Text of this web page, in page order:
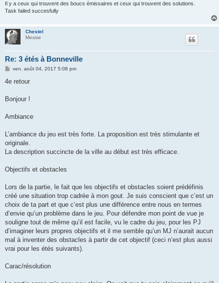
Il y a ceux qui trouvent des boucs émissaires et ceux qui trouvent des solutions.
Task failed succesfully
Chestel
Messie
Re: 3 étés à Bonneville
M
s
g
ven. août 04, 2017 5:08 pm
4e retour
Bonjour !
Ambiance
L’ambiance du jeu est très forte. La proposition est très stimulante et
originale.
La description succincte de la ville au début est très efficace.
Objectifs et obstacles
Lors de la partie, le fait que les objectifs et obstacles soient prédéfinis
créé une situation trop cadrée à mon gout. Je suis conscient que c’est un
choix de ta part et que c’est plus une différence entre nous en termes
d’envie qu’un problème dans le jeu. Pour défendre mon point de vue je
souligne tout de même qu’il est facile, vu le cadre du jeu, pour les PJ
d’imaginer leurs propres objectifs et il me semble qu’un MJ n’aurait aucun
mal à inventer des obstacles à partir de cet objectif (ceci n’est plus aussi
vrai pour les étés suivants).
Carac/résolution